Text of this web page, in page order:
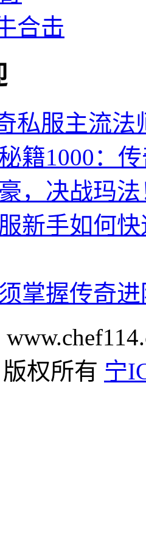
合击
私服主流
秘籍1000：
，决战玛
新手如何
掌握传奇
权所有 宁